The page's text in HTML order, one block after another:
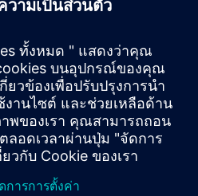
ลเพิ่มเติม
companies
and scheduling